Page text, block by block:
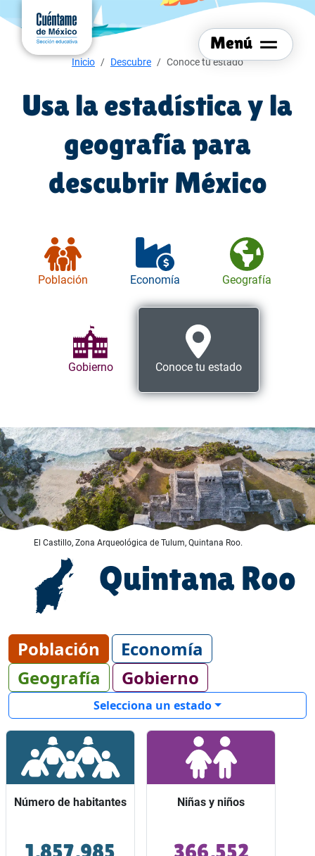
Ir al
contenido
principal
Menú
Menú del sitio
Menú de navegación
Inicio Descubre Conoce tu estado
Usa la estadística y la
geografía para
descubrir México
Población Economía Geografía
Gobierno Conoce tu estado
El Castillo, Zona Arqueológica de Tulum, Quintana Roo.
Quintana Roo
Población
Economía
Geografía
Gobierno
Selecciona un estado
Número de habitantes
Número de habitantes
Ocupó el lugar 24 entre
Niñas y niños
Niñas y niños
Representaron 2 de